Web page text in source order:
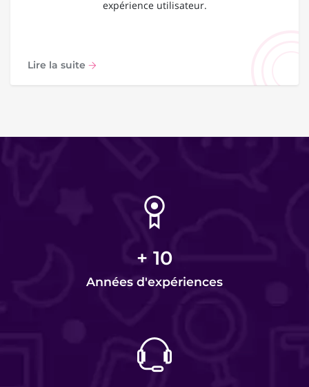
expérience utilisateur.
Lire la suite
+ 10
Années d'expériences